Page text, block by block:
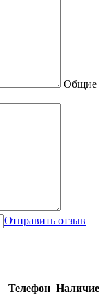
Общие
Отправить отзыв
Телефон Наличие